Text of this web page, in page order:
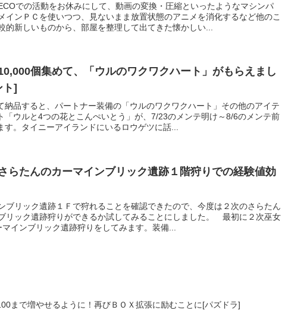
での活動をお休みにして、動画の変換・圧縮といったようなマシンパ
インＰＣを使いつつ、見ないまま放置状態のアニメを消化するなど他のこ
的新しいものから、部屋を整理して出てきた懐かしい...
個集めて、「ウルのワクワクハート」がもらえまし
]
納品すると、パートナー装備の「ウルのワクワクハート」その他のアイテ
「ウルと4つの花とこんぺいとう」が、7/23のメンテ明け～8/6のメンテ前
す。タイニーアイランドにいるロウゲツに話...
らたんのカーマインブリック遺跡１階狩りでの経験値効
ブリック遺跡１Ｆで狩れることを確認できたので、今度は２次のさらたん
リック遺跡狩りができるか試してみることにしました。 最初に２次巫女
マインブリック遺跡狩りをしてみます。装備...
まで増やせるように！再びＢＯＸ拡張に励むことに[パズドラ]